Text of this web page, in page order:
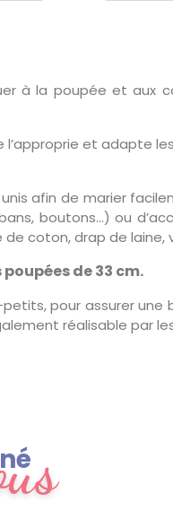
à la poupée et aux
et adapte
afin de marier
boutons…) ou
coton, drap de laine,
de 33 cm.
pour assurer une
réalisable par